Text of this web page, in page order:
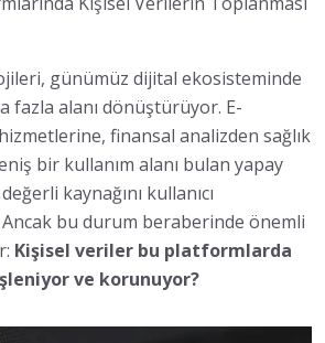
günümüz dijital ekosisteminde
fazla alanı dönüştürüyor. E-
finansal analizden sağlık
bir kullanım alanı bulan yapay
kaynağını kullanıcı
bu durum beraberinde önemli
Kişisel veriler bu platformlarda
ve korunuyor?